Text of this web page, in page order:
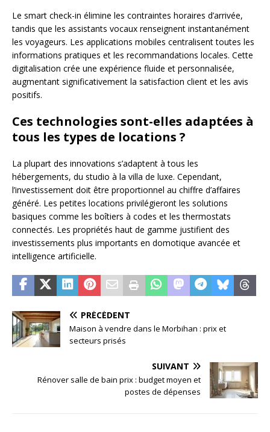
Le smart check-in élimine les contraintes horaires d’arrivée,
tandis que les assistants vocaux renseignent instantanément
les voyageurs. Les applications mobiles centralisent toutes les
informations pratiques et les recommandations locales. Cette
digitalisation crée une expérience fluide et personnalisée,
augmentant significativement la satisfaction client et les avis
positifs.
Ces technologies sont-elles adaptées à
tous les types de locations ?
La plupart des innovations s’adaptent à tous les
hébergements, du studio à la villa de luxe. Cependant,
l’investissement doit être proportionnel au chiffre d’affaires
généré. Les petites locations privilégieront les solutions
basiques comme les boîtiers à codes et les thermostats
connectés. Les propriétés haut de gamme justifient des
investissements plus importants en domotique avancée et
intelligence artificielle.
PRÉCÉDENT
Maison à vendre dans le Morbihan : prix et
secteurs prisés
SUIVANT
Rénover salle de bain prix : budget moyen et
postes de dépenses